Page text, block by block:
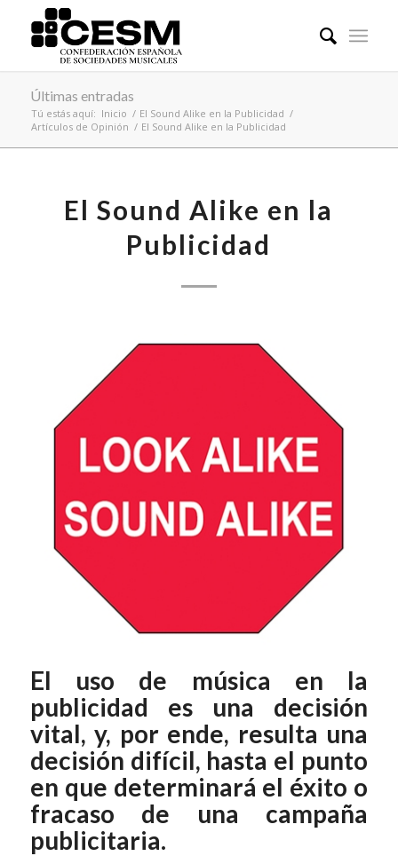
Últimas entradas
Tú estás aquí: Inicio / El Sound Alike en la Publicidad /
Artículos de Opinión / El Sound Alike en la Publicidad
El Sound Alike en la
Publicidad
El uso de música en la
publicidad es una decisión
vital, y, por ende, resulta una
decisión difícil, hasta el punto
en que determinará el éxito o
fracaso de una campaña
publicitaria.